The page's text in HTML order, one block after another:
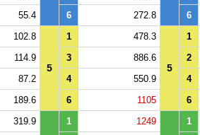
55.4 6 272.8 6
102.8
5
1 478.3
5
1
114.9 3 886.6
2
87.2 4 550.9
4
189.6 6 1105 6
319.9 1 1249
1